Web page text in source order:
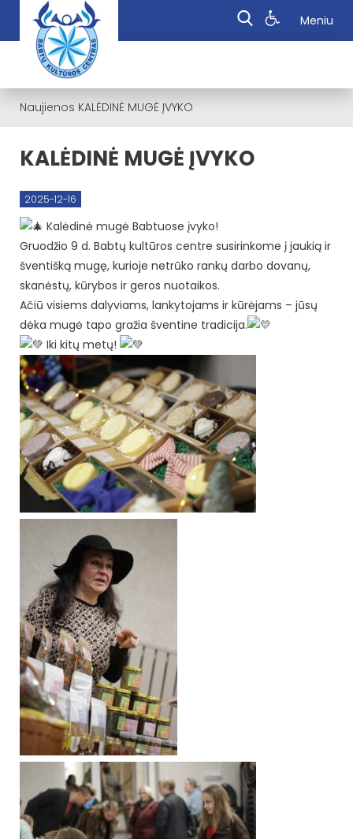
Meniu
Naujienos KALĖDINĖ MUGĖ ĮVYKO
KALĖDINĖ MUGĖ ĮVYKO
2025-12-16
Kalėdinė mugė Babtuose įvyko!
Gruodžio 9 d. Babtų kultūros centre susirinkome į jaukią ir
šventišką mugę, kurioje netrūko rankų darbo dovanų,
skanėstų, kūrybos ir geros nuotaikos.
Ačiū visiems dalyviams, lankytojams ir kūrėjams – jūsų
dėka mugė tapo gražia šventine tradicija.
Iki kitų metų!